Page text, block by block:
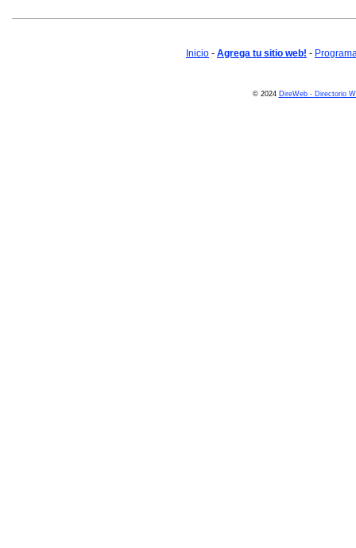
Inicio - Agrega tu sitio web! -
© 2024 DireWeb - Directorio